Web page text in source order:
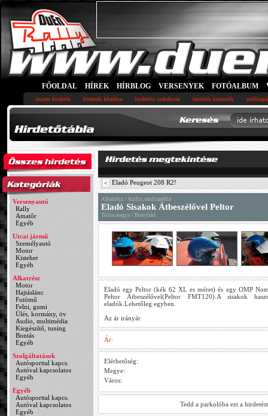
-->
FŐOLDAL HÍREK HÍRBLOG VERSENYEK FOTÓALBUM
összes hirdetés hirdetés feladása hirdetési szabályok hirdetés kiemelés
Versenyautó
Rally
Amatőr
Egyéb
Utcai jármű
Személyautó
Motor
Kisteher
Egyéb
Alkatrész
Motor
Hajtáslánc
Futómű
Felni, gumi
Ülés, kormány, öv
Audio, multimédia
Kiegészítő, tuning
Bontás
Egyéb
Szolgáltatások
Autósporttal kapcs.
Autóval kapcsolatos
Egyéb
Egyéb
Autósporttal kapcs.
Autóval kapcsolatos
Egyéb
< Eladó Peugeot 208 R2!
Alkatrész / Audio, multimédia
Eladó Sisakok Átbeszélővel Peltor
Tolna megye / Bonyhád
Eladó egy Peltor (kék 62 XL es méret) és egy OMP
Peltor Átbeszélővel(Peltor FMT120).A sisakok
eladók.Lehetőleg egyben.
Az ár irányár
Ár:
Elérhetőség:
Megye:
Város:
Tedd a parkolóba ezt a